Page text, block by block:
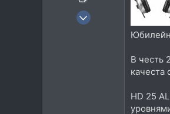
8 Июн 2011
В честь
HD 25